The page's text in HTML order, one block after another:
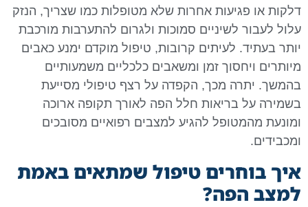
דלקות או פגיעות אחרות שלא מטופלות כמו שצריך, הנזק
עלול לעבור לשיניים סמוכות ולגרום להתערבות מורכבת
יותר בעתיד. לעיתים קרובות, טיפול מוקדם ימנע כאבים
מיותרים ויחסוך זמן ומשאבים כלכליים משמעותיים
בהמשך. יתרה מכך, הקפדה על רצף טיפולי מסייעת
בשמירה על בריאות חלל הפה לאורך תקופה ארוכה
ומונעת מהמטופל להגיע למצבים רפואיים מסובכים
ומכבידים.
איך בוחרים טיפול שמתאים באמת
למצב הפה?